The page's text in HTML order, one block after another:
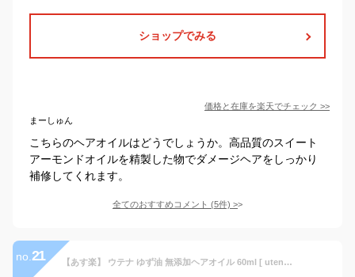
ショップでみる
価格と在庫を楽天でチェック >>
まーしゅん
こちらのヘアオイルはどうでしょうか。高品質のスイート
アーモンドオイルを精製した物でダメージヘアをしっかり
補修してくれます。
全てのおすすめコメント (5件) >
no. 21 【あす楽】 ウテナ ゆず油 無添加ヘアオイル 60ml [ utena ヘアオイル 洗い流さないトリートメント ヘアケア ヘアスタイリング アウトバストリートメント オイル ゆず ゆずの香り 頭皮 枝毛 ダメージ補修 ] 【 宅配便 発送商品 】